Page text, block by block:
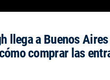
llega a Buenos
comprar las